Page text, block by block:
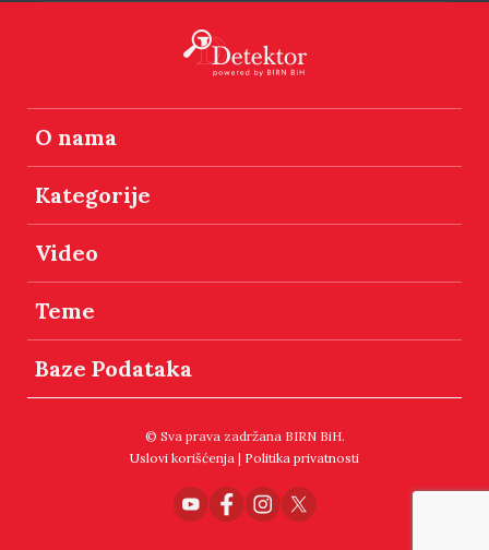
O nama
Kategorije
Video
Teme
Baze Podataka
© Sva prava zadržana BIRN BiH.
Uslovi korišćenja | Politika privatnosti